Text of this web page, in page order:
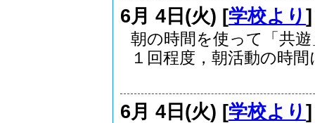
6月 4日(火) [学校より
朝の時間を使って「共
１回程度，朝活動の時間
6月 4日(火) [学校より